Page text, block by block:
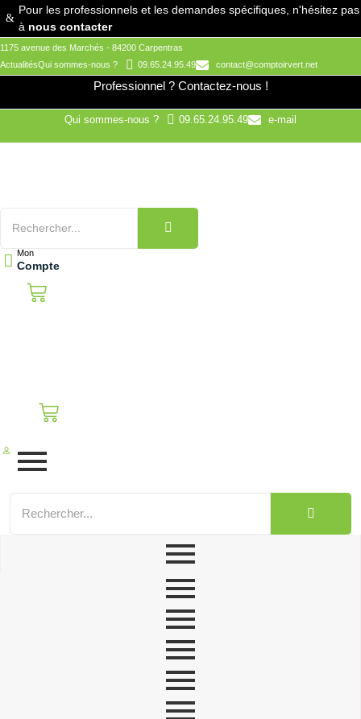
Aller
au
contenu
Pour les professionnels et les demandes spécifiques, n'hésitez pas
à nous contacter
1175 avenue des Marchés - 84200 Carpentras
ActualitésQui sommes-nous ? 09.65.24.95.49 contact@comptoirvert.net
Professionnel ? Contactez-nous !
Qui sommes-nous ? 09.65.24.95.49 e-mail
Mon
Compte